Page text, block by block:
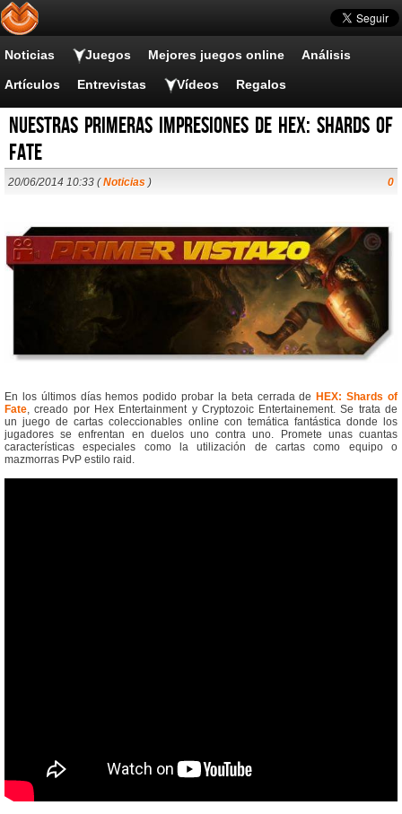
Noticias Juegos Mejores juegos online Análisis
Artículos Entrevistas Vídeos Regalos
Nuestras primeras impresiones de HEX: Shards of
Fate
20/06/2014 10:33 (Noticias ) 0
En los últimos días hemos podido probar la beta cerrada de HEX: Shards of
Fate, creado por Hex Entertainment y Cryptozoic Entertainement. Se trata de
un juego de cartas coleccionables online con temática fantástica donde los
jugadores se enfrentan en duelos uno contra uno. Promete unas cuantas
características especiales como la utilización de cartas como equipo o
mazmorras PvP estilo raid.